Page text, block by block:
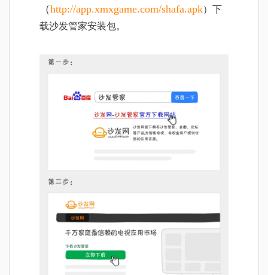
（http://app.xmxgame.com/shafa.apk）下
载沙发管家安装包。